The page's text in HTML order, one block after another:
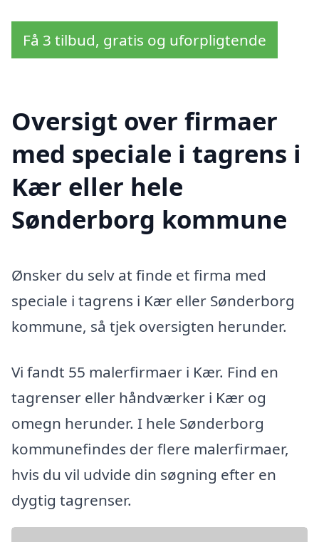
Få 3 tilbud, gratis og uforpligtende
Oversigt over firmaer
med speciale i tagrens i
Kær eller hele
Sønderborg kommune
Ønsker du selv at finde et firma med
speciale i tagrens i Kær eller Sønderborg
kommune, så tjek oversigten herunder.
Vi fandt 55 malerfirmaer i Kær. Find en
tagrenser eller håndværker i Kær og
omegn herunder. I hele Sønderborg
kommunefindes der flere malerfirmaer,
hvis du vil udvide din søgning efter en
dygtig tagrenser.